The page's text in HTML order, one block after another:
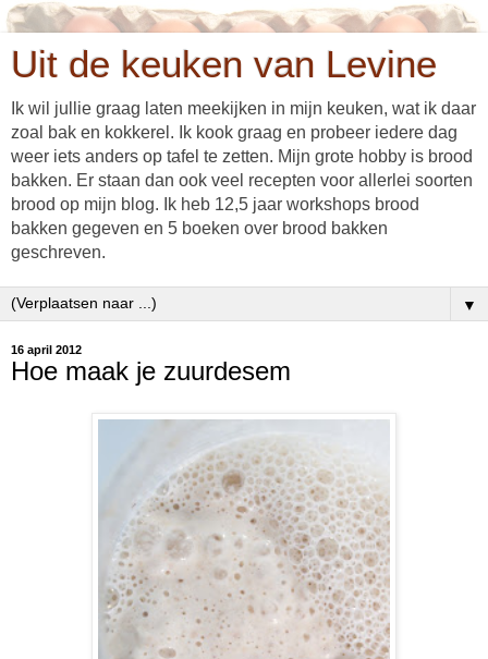
Uit de keuken van Levine
Ik wil jullie graag laten meekijken in mijn keuken, wat ik daar
zoal bak en kokkerel. Ik kook graag en probeer iedere dag
weer iets anders op tafel te zetten. Mijn grote hobby is brood
bakken. Er staan dan ook veel recepten voor allerlei soorten
brood op mijn blog. Ik heb 12,5 jaar workshops brood
bakken gegeven en 5 boeken over brood bakken
geschreven.
▼
16 april 2012
Hoe maak je zuurdesem